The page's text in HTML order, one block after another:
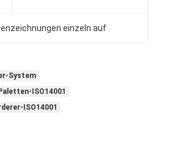
einzeln auf
System
ISO14001
ISO14001